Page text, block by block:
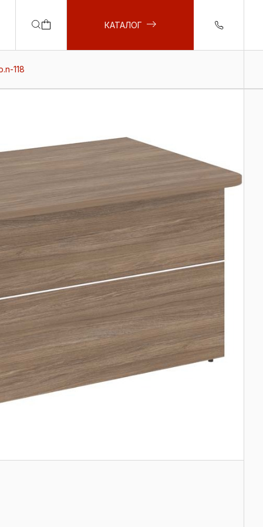
КАТАЛОГ
118